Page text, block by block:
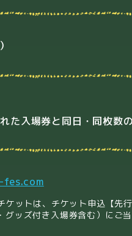
た入場券と同日・同枚数
ットは、チケット申込【先
グッズ付き入場券含む）にご